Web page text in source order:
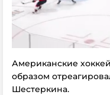
Американские
образом
Шестеркина.